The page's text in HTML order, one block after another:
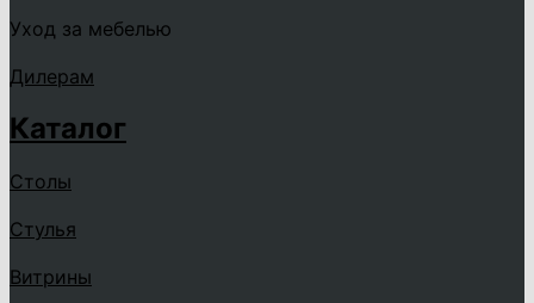
Уход за мебелью
Дилерам
Каталог
Столы
Стулья
Витрины